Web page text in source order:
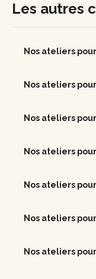
Les autres
Nos ateliers
Nos ateliers
Nos ateliers
Nos ateliers
Nos ateliers
Nos ateliers
Nos ateliers